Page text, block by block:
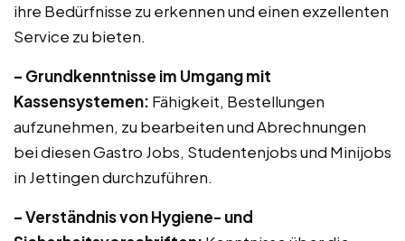
ihre Bedürfnisse zu erkennen und einen exzellenten
Service zu bieten.
– Grundkenntnisse im Umgang mit
Kassensystemen: Fähigkeit, Bestellungen
aufzunehmen, zu bearbeiten und Abrechnungen
bei diesen Gastro Jobs, Studentenjobs und Minijobs
in Jettingen durchzuführen.
– Verständnis von Hygiene- und